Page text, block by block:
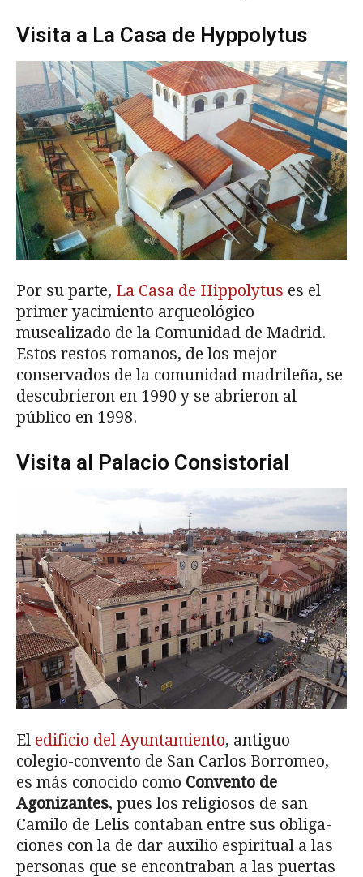
Visita a La Casa de Hyppolytus
Por su parte, La Casa de Hippolytus es el
primer yacimiento arqueológico
musealizado de la Comunidad de Madrid.
Estos restos romanos, de los mejor
conservados de la comunidad madrileña, se
descubrieron en 1990 y se abrieron al
público en 1998.
Visita al Palacio Consistorial
El edificio del Ayuntamiento, antiguo
colegio-convento de San Carlos Borromeo,
es más conocido como Convento de
Agonizantes, pues los religiosos de san
Camilo de Lelis contaban entre sus obliga­
ciones con la de dar auxilio espiritual a las
personas que se encontraban a las puertas